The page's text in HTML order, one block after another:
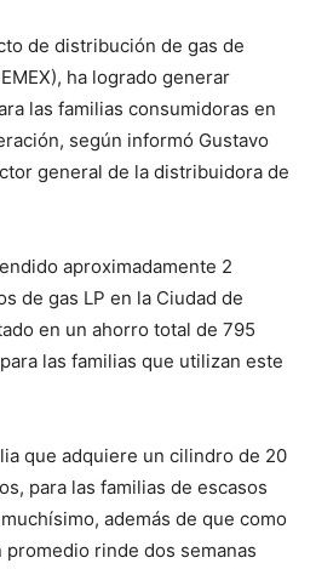
de distribución de gas de
ha logrado generar
las familias consumidoras en
según informó Gustavo
general de la distribuidora de
aproximadamente 2
de gas LP en la Ciudad de
en un ahorro total de 795
las familias que utilizan este
que adquiere un cilindro de 20
para las familias de escasos
además de que como
promedio rinde dos semanas